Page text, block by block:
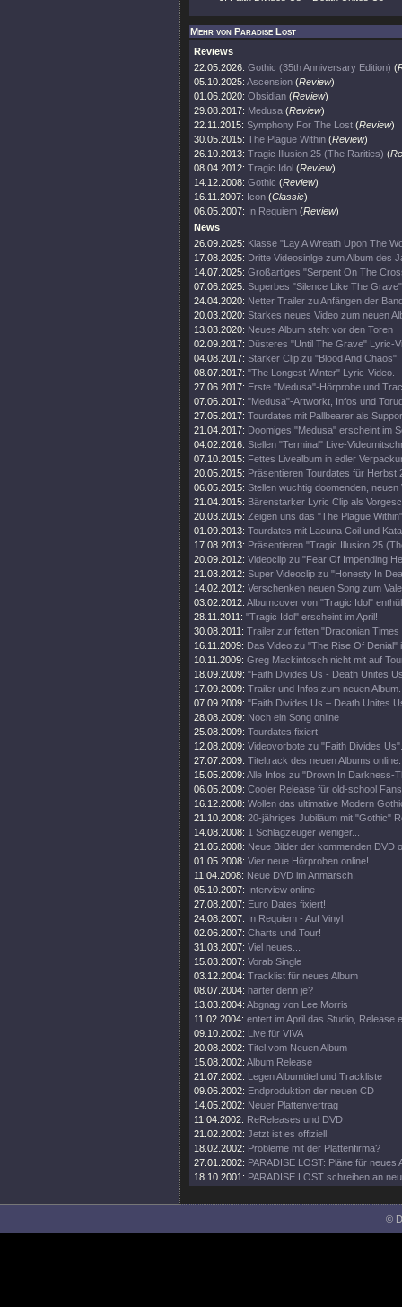
Mehr von Paradise Lost
Reviews
22.05.2026: Gothic (35th Anniversary Edition) (
05.10.2025: Ascension (Review)
01.06.2020: Obsidian (Review)
29.08.2017: Medusa (Review)
22.11.2015: Symphony For The Lost (Review)
30.05.2015: The Plague Within (Review)
26.10.2013: Tragic Illusion 25 (The Rarities) (
08.04.2012: Tragic Idol (Review)
14.12.2008: Gothic (Review)
16.11.2007: Icon (Classic)
06.05.2007: In Requiem (Review)
News
26.09.2025: Klasse "Lay A Wreath Upon The
17.08.2025: Dritte Videosinlge zum Album des
14.07.2025: Großartiges "Serpent On The
07.06.2025: Superbes "Silence Like The
24.04.2020: Netter Trailer zu Anfängen der
20.03.2020: Starkes neues Video zum neuen
13.03.2020: Neues Album steht vor den Toren
02.09.2017: Düsteres "Until The Grave" Lyric-
04.08.2017: Starker Clip zu "Blood And Chaos"
08.07.2017: "The Longest Winter" Lyric-Video.
27.06.2017: Erste "Medusa"-Hörprobe und
07.06.2017: "Medusa"-Artworkt, Infos und
27.05.2017: Tourdates mit Pallbearer als
21.04.2017: Doomiges "Medusa" erscheint im
04.02.2016: Stellen "Terminal" Live-
07.10.2015: Fettes Livealbum in edler
20.05.2015: Präsentieren Tourdates für Herbst
06.05.2015: Stellen wuchtig doomenden, neuen
21.04.2015: Bärenstarker Lyric Clip als
20.03.2015: Zeigen uns das "The Plague
01.09.2013: Tourdates mit Lacuna Coil und
17.08.2013: Präsentieren "Tragic Illusion 25
20.09.2012: Videoclip zu "Fear Of Impending
21.03.2012: Super Videoclip zu "Honesty In
14.02.2012: Verschenken neuen Song zum
03.02.2012: Albumcover von "Tragic Idol"
28.11.2011: "Tragic Idol" erscheint im April!
30.08.2011: Trailer zur fetten "Draconian Times
16.11.2009: Das Video zu "The Rise Of Denial"
10.11.2009: Greg Mackintosch nicht mit auf
18.09.2009: "Faith Divides Us - Death Unites
17.09.2009: Trailer und Infos zum neuen Album.
07.09.2009: "Faith Divides Us – Death Unites
28.08.2009: Noch ein Song online
25.08.2009: Tourdates fixiert
12.08.2009: Videovorbote zu "Faith Divides Us".
27.07.2009: Titeltrack des neuen Albums online.
15.05.2009: Alle Infos zu "Drown In Darkness-
06.05.2009: Cooler Release für old-school
16.12.2008: Wollen das ultimative Modern
21.10.2008: 20-jähriges Jubiläum mit "Gothic"
14.08.2008: 1 Schlagzeuger weniger...
21.05.2008: Neue Bilder der kommenden DVD
01.05.2008: Vier neue Hörproben online!
11.04.2008: Neue DVD im Anmarsch.
05.10.2007: Interview online
27.08.2007: Euro Dates fixiert!
24.08.2007: In Requiem - Auf Vinyl
02.06.2007: Charts und Tour!
31.03.2007: Viel neues...
15.03.2007: Vorab Single
03.12.2004: Tracklist für neues Album
08.07.2004: härter denn je?
13.03.2004: Abgnag von Lee Morris
11.02.2004: entert im April das Studio, Release
09.10.2002: Live für VIVA
20.08.2002: Titel vom Neuen Album
15.08.2002: Album Release
21.07.2002: Legen Albumtitel und Trackliste
09.06.2002: Endproduktion der neuen CD
14.05.2002: Neuer Plattenvertrag
11.04.2002: ReReleases und DVD
21.02.2002: Jetzt ist es offiziell
18.02.2002: Probleme mit der Plattenfirma?
27.01.2002: PARADISE LOST: Pläne für neues
18.10.2001: PARADISE LOST schreiben an
©